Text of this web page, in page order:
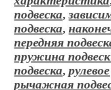
подвеска,
подвеска,
передняя
пружина
подвеска,
рычажная